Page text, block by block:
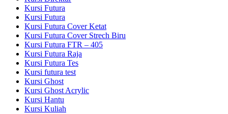
Kursi Futura
Kursi Futura
Kursi Futura Cover Ketat
Kursi Futura Cover Strech Biru
Kursi Futura FTR – 405
Kursi Futura Raja
Kursi Futura Tes
Kursi futura test
Kursi Ghost
Kursi Ghost Acrylic
Kursi Hantu
Kursi Kuliah